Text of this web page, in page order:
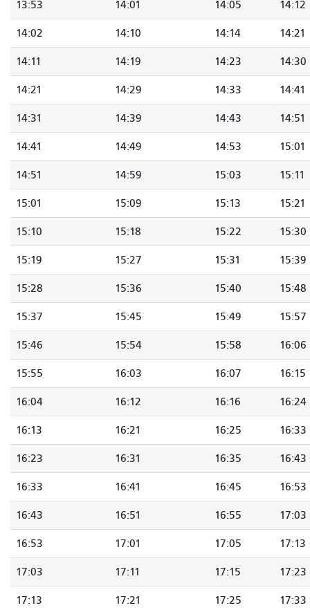
13:53 14:01 14:05 14:12
14:02 14:10 14:14 14:21
14:11 14:19 14:23 14:30
14:21 14:29 14:33 14:41
14:31 14:39 14:43 14:51
14:41 14:49 14:53 15:01
14:51 14:59 15:03 15:11
15:01 15:09 15:13 15:21
15:10 15:18 15:22 15:30
15:19 15:27 15:31 15:39
15:28 15:36 15:40 15:48
15:37 15:45 15:49 15:57
15:46 15:54 15:58 16:06
15:55 16:03 16:07 16:15
16:04 16:12 16:16 16:24
16:13 16:21 16:25 16:33
16:23 16:31 16:35 16:43
16:33 16:41 16:45 16:53
16:43 16:51 16:55 17:03
16:53 17:01 17:05 17:13
17:03 17:11 17:15 17:23
17:13 17:21 17:25 17:33